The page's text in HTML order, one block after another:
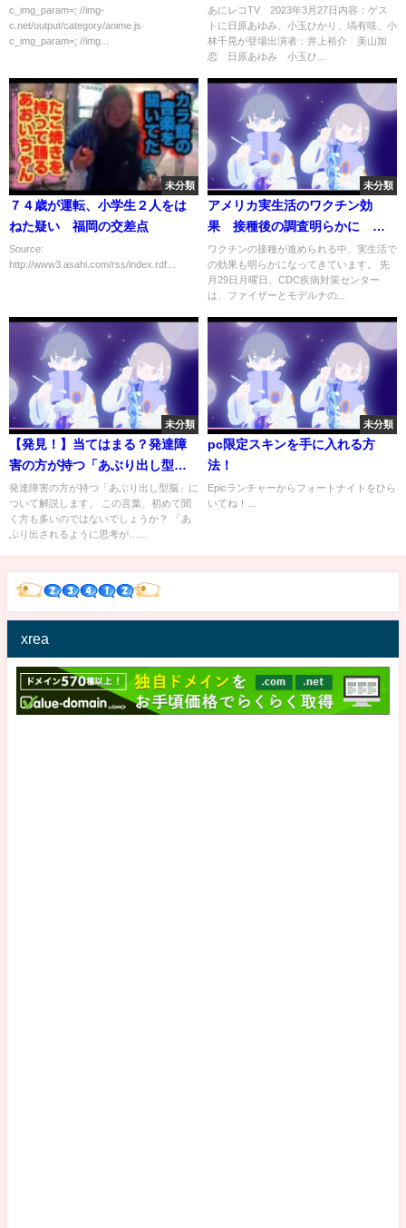
c_img_param=; //img-
c.net/output/category/anime.js
c_img_param=; //img...
千晃 3月27日
あにレコTV 2023年3月27日内容：ゲス
トに日原あゆみ、小玉ひかり、塙有咲、小
林千晃が登場出演者：井上裕介 美山加
恋 日原あゆみ 小玉ひ...
未分類
７４歳が運転、小学生２人をは
ねた疑い 福岡の交差点
Source:
http://www3.asahi.com/rss/index.rdf...
未分類
アメリカ実生活のワクチン効
果 接種後の調査明らかに 米
CDC
ワクチンの接種が進められる中、実生活で
の効果も明らかになってきています。 先
月29日月曜日、CDC疾病対策センター
は、ファイザーとモデルナの...
未分類
【発見！】当てはまる？発達障
害の方が持つ「あぶり出し型
脳」
発達障害の方が持つ「あぶり出し型脳」に
ついて解説します。 この言葉、初めて聞
く方も多いのではないでしょうか？ 「あ
ぶり出されるように思考が…...
未分類
pc限定スキンを手に入れる方
法！
Epicランチャーからフォートナイトをひら
いてね！...
xrea